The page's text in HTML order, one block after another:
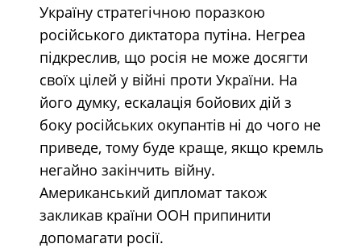
Україну стратегічною поразкою
російського диктатора путіна. Негреа
підкреслив, що росія не може досягти
своїх цілей у війні проти України. На
його думку, ескалація бойових дій з
боку російських окупантів ні до чого не
приведе, тому буде краще, якщо кремль
негайно закінчить війну.
Американський дипломат також
закликав країни ООН припинити
допомагати росії.